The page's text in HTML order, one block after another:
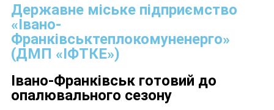
Державне міське підприємство
«Івано-
Франківськтеплокомуненерго»
(ДМП «ІФТКЕ»)
Івано-Франківськ готовий до
опалювального сезону